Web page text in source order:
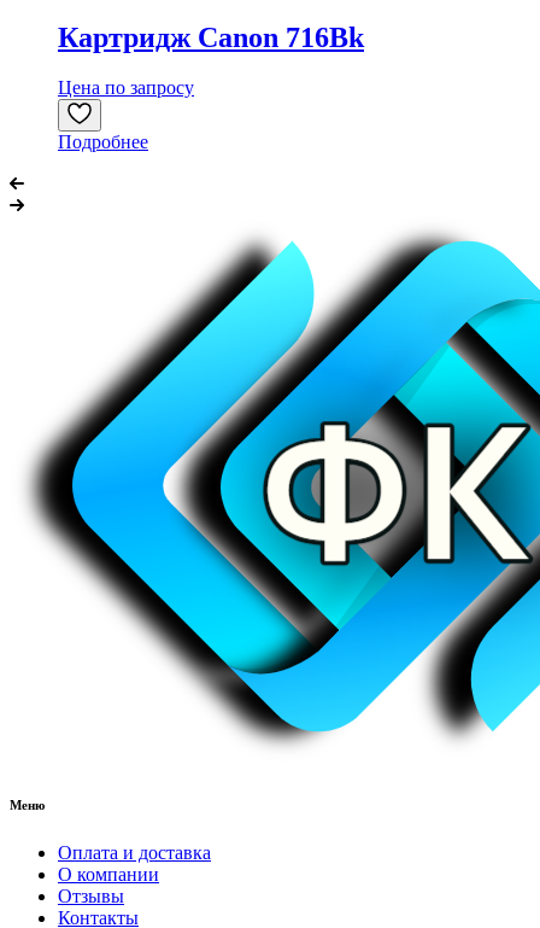
Картридж Canon 716Bk
Цена по запросу
Подробнее
Меню
Оплата и доставка
О компании
Отзывы
Контакты